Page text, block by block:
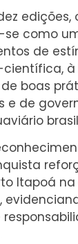
edições,
se como
de
boas
e de
Itapoá